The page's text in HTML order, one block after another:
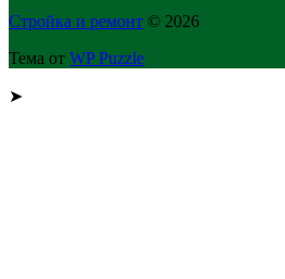
Стройка и ремонт © 2026
Тема от WP Puzzle
➤